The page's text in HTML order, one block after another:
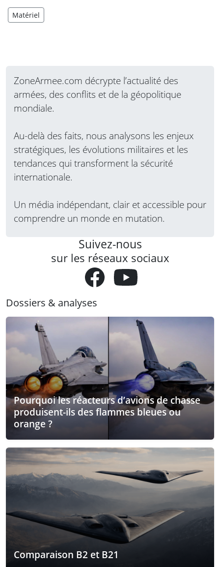
Matériel
ZoneArmee.com décrypte l’actualité des
armées, des conflits et de la géopolitique
mondiale.
Au-delà des faits, nous analysons les enjeux
stratégiques, les évolutions militaires et les
tendances qui transforment la sécurité
internationale.
Un média indépendant, clair et accessible pour
comprendre un monde en mutation.
Suivez-nous
sur les réseaux sociaux
Dossiers & analyses
Pourquoi les réacteurs d’avions de chasse
produisent-ils des flammes bleues ou
orange ?
Comparaison B2 et B21